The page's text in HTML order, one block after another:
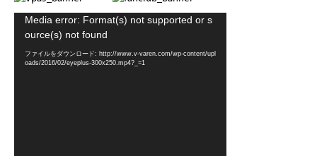
Media error: Format(s) not supported or s
ource(s) not found
ファイルをダウンロード: http://www.v-varen.com/wp-content/upl
oads/2016/02/eyeplus-300x250.mp4?_=1